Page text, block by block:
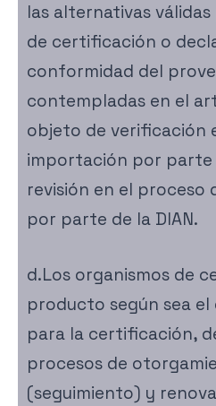
las alternativas
de certificación o
conformidad del
contempladas en el
objeto de verificación
importación por parte
revisión en el proceso
por parte de la DIAN.
d.Los organismos de
producto según sea el
para la certificación,
procesos de
(seguimiento) y